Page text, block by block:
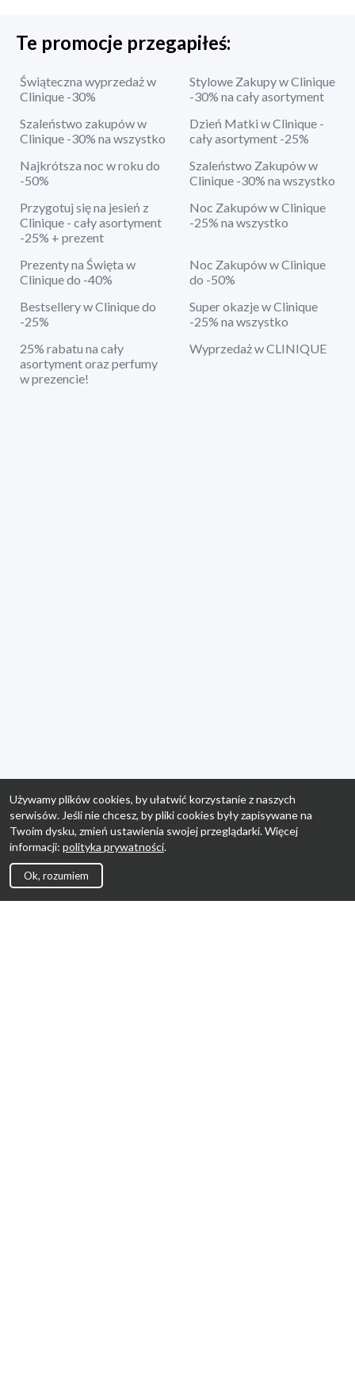
Te promocje przegapiłeś:
Świąteczna wyprzedaż w
Clinique -30%
Stylowe Zakupy w Clinique
-30% na cały asortyment
Szaleństwo zakupów w
Clinique -30% na wszystko
Dzień Matki w Clinique -
cały asortyment -25%
Najkrótsza noc w roku do
-50%
Szaleństwo Zakupów w
Clinique -30% na wszystko
Przygotuj się na jesień z
Clinique - cały asortyment
-25% + prezent
Noc Zakupów w Clinique
-25% na wszystko
Prezenty na Święta w
Clinique do -40%
Noc Zakupów w Clinique
do -50%
Bestsellery w Clinique do
-25%
Super okazje w Clinique
-25% na wszystko
25% rabatu na cały
asortyment oraz perfumy
w prezencie!
Wyprzedaż w CLINIQUE
Używamy plików cookies, by ułatwić korzystanie z naszych
serwisów. Jeśli nie chcesz, by pliki cookies były zapisywane na
Twoim dysku, zmień ustawienia swojej przeglądarki. Więcej
informacji: polityka prywatności.
Ok, rozumiem